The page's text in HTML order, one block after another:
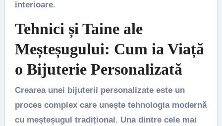
interioare.
Tehnici și Taine ale
Meșteșugului: Cum ia Viață
o Bijuterie Personalizată
Crearea unei bijuterii personalizate este un
proces complex care unește tehnologia modernă
cu meșteșugul tradițional. Una dintre cele mai